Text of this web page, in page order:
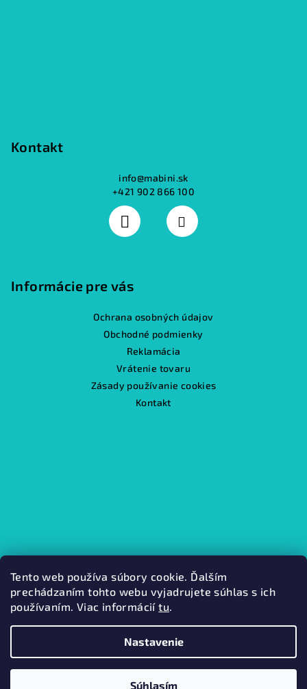
Tento web používa súbory cookie. Ďalším
prechádzaním tohto webu vyjadrujete súhlas s ich
používaním. Viac informáciítu.
Nastavenie
Súhlasím
Kontakt
info@mabini.sk
+421 902 866 100
Informácie pre vás
Ochrana osobných údajov
Obchodné podmienky
Reklamácia
Vrátenie tovaru
Zásady používanie cookies
Kontakt
Kamenná predajňa